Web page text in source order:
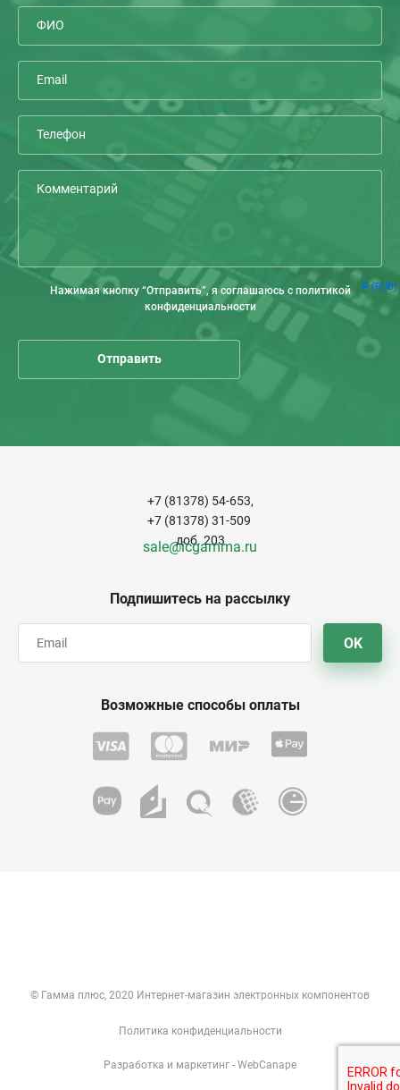
Р (RUB)
Нажимая кнопку “Отправить”, я соглашаюсь с политикой
конфиденциальности
Подпишитесь на рассылку
OK
+7 (81378) 54-653,
+7 (81378) 31-509
доб. 203
sale@icgamma.ru
Возможные способы оплаты
© Гамма плюс, 2020 Интернет-магазин электронных компонентов
Политика конфиденциальности
Разработка и маркетинг - WebCanape